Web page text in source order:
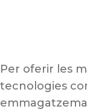
Per oferir les
tecnologies